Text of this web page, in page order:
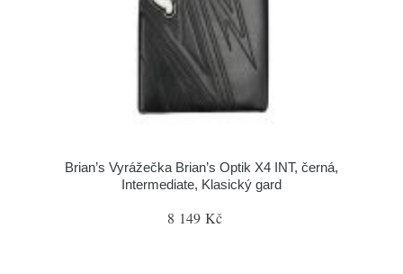
Brian’s Vyrážečka Brian’s Optik X4 INT, černá,
Intermediate, Klasický gard
8 149 Kč